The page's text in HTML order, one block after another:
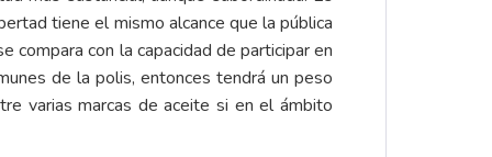
tiene el mismo alcance que la pública
compara con la capacidad de participar en
de la polis, entonces tendrá un peso
varias marcas de aceite si en el ámbito